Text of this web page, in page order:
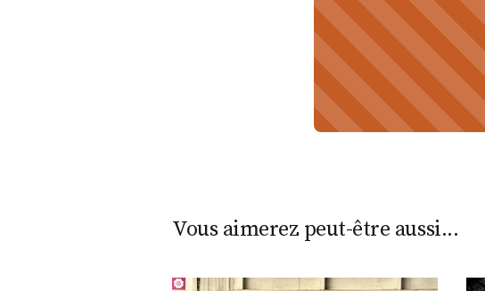
Vous aimerez peut-être aussi...